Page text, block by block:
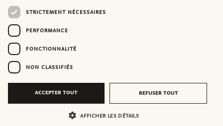
STRICTEMENT NÉCESSAIRES
PERFORMANCE
FONCTIONNALITÉ
NON CLASSIFIÉS
ACCEPTER TOUT REFUSER TOUT
AFFICHER LES DÉTAILS